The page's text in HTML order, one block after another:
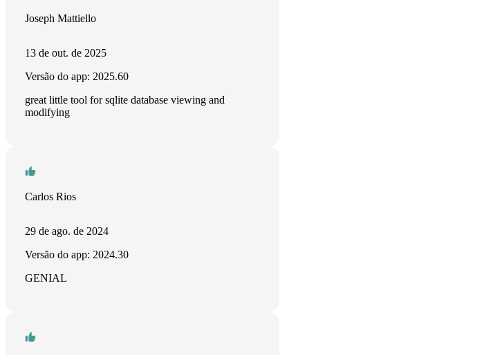
Joseph Mattiello
13 de out. de 2025
Versão do app: 2025.60
great little tool for sqlite database viewing and
modifying
Carlos Rios
29 de ago. de 2024
Versão do app: 2024.30
GENIAL